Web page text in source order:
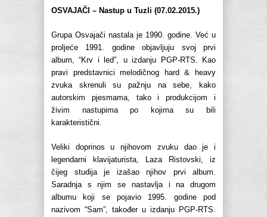
OSVAJAČI – Nastup u Tuzli (07.02.2015.)
Grupa Osvajači nastala je 1990. godine. Već u
proljeće 1991. godine objavljuju svoj prvi
album, “Krv i led”, u izdanju PGP-RTS. Kao
pravi predstavnici melodičnog hard & heavy
zvuka skrenuli su pažnju na sebe, kako
autorskim pjesmama, tako i produkcijom i
živim nastupima po kojima su bili
karakteristični.
Veliki doprinos u njihovom zvuku dao je i
legendarni klavijaturista, Laza Ristovski, iz
čijeg studija je izašao njihov prvi album.
Saradnja s njim se nastavlja i na drugom
albumu koji se pojavio 1995. godine pod
nazivom “Sam”, također u izdanju PGP-RTS.